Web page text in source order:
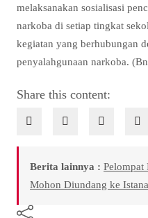
melaksanakan sosialisasi
narkoba di setiap tingkat
kegiatan yang berhubungan
penyalahgunaan narkoba.
Share this content:
Berita lainnya : Pelompat
Mohon Diundang ke